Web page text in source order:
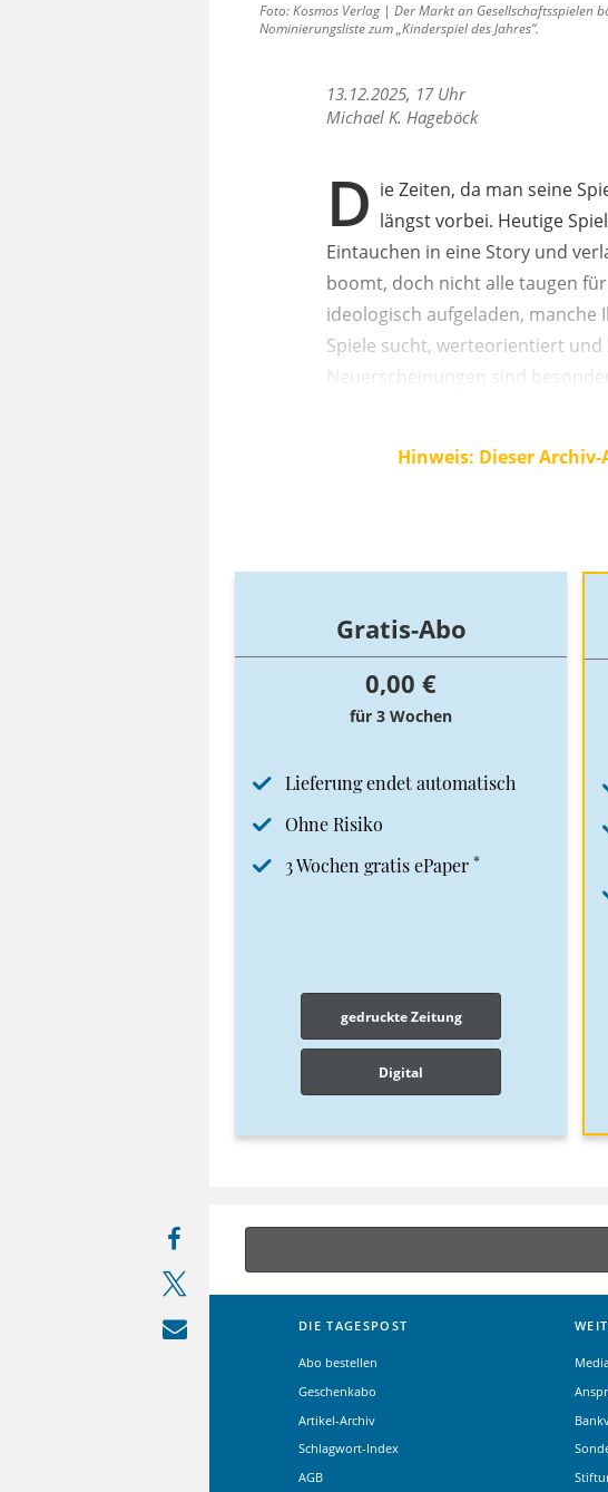
Foto: Kosmos Verlag | Der Markt an Gesellschaftsspielen
Nominierungsliste zum „Kinderspiel des Jahres“.
13.12.2025, 17 Uhr
Michael K. Hageböck
D ie Zeiten, da man seine
längst vorbei. Heutige
Eintauchen in eine Story und
boomt, doch nicht alle taugen
ideologisch aufgeladen,
Spiele sucht, werteorientiert und
Neuerscheinungen sind
Hinweis: Dieser
Gratis-Abo
0,00 €
für 3 Wochen
Lieferung endet automatisch
Ohne Risiko
3 Wochen gratis ePaper *
gedruckte Zeitung
Digital
DIE TAGESPOST
Abo bestellen
Geschenkabo
Artikel-Archiv
Schlagwort-Index
AGB